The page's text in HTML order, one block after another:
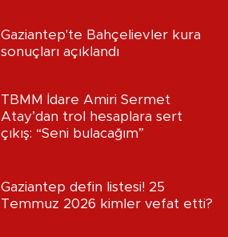
Gaziantep'te Bahçelievler kura
sonuçları açıklandı
TBMM İdare Amiri Sermet
Atay’dan trol hesaplara sert
çıkış: “Seni bulacağım”
Gaziantep defin listesi! 25
Temmuz 2026 kimler vefat etti?